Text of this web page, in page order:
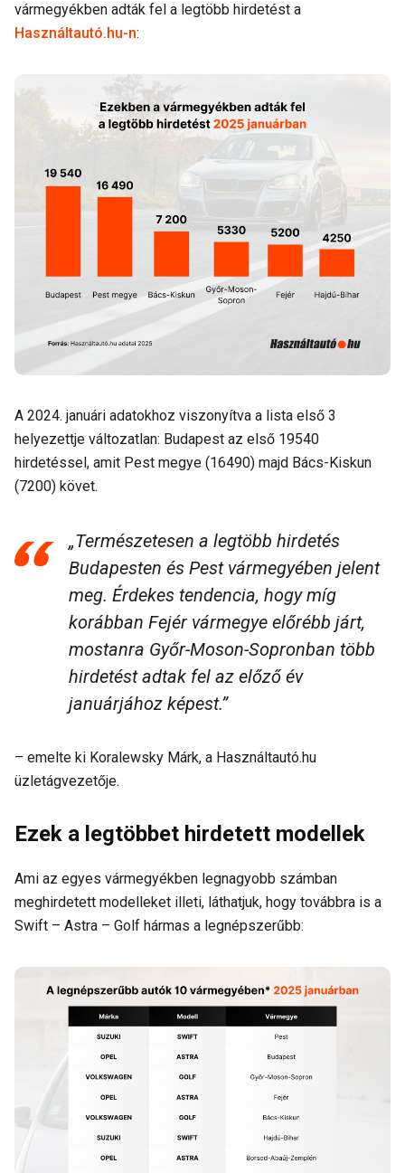
vármegyékben adták fel a legtöbb hirdetést a
Használtautó.hu-n:
A 2024. januári adatokhoz viszonyítva a lista első 3
helyezettje változatlan: Budapest az első 19540
hirdetéssel, amit Pest megye (16490) majd Bács-Kiskun
(7200) követ.
„Természetesen a legtöbb hirdetés
Budapesten és Pest vármegyében jelent
meg. Érdekes tendencia, hogy míg
korábban Fejér vármegye előrébb járt,
mostanra Győr-Moson-Sopronban több
hirdetést adtak fel az előző év
januárjához képest.”
– emelte ki Koralewsky Márk, a Használtautó.hu
üzletágvezetője.
Ezek a legtöbbet hirdetett modellek
Ami az egyes vármegyékben legnagyobb számban
meghirdetett modelleket illeti, láthatjuk, hogy továbbra is a
Swift – Astra – Golf hármas a legnépszerűbb: